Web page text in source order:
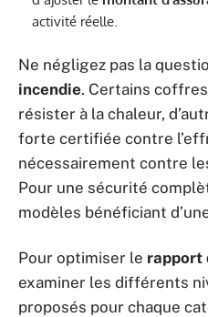
activité réelle.
Ne négligez pas la
incendie. Certains
résister à la chaleur,
forte certifiée contre
nécessairement contre
Pour une sécurité
modèles bénéficiant
Pour optimiser le rapport
examiner les différents
proposés pour chaque